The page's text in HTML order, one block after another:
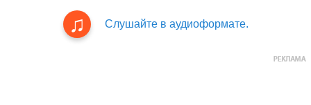
Слушайте в аудиоформате.